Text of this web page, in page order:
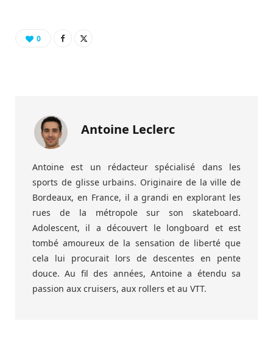
0
Antoine Leclerc
Antoine est un rédacteur spécialisé dans les
sports de glisse urbains. Originaire de la ville de
Bordeaux, en France, il a grandi en explorant les
rues de la métropole sur son skateboard.
Adolescent, il a découvert le longboard et est
tombé amoureux de la sensation de liberté que
cela lui procurait lors de descentes en pente
douce. Au fil des années, Antoine a étendu sa
passion aux cruisers, aux rollers et au VTT.